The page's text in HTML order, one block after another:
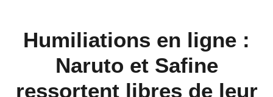
Humiliations en ligne :
Naruto et Safine
ressortent libres de leur